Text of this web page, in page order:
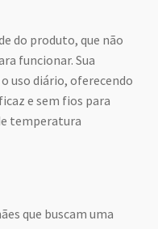
do produto, que não
funcionar. Sua
uso diário, oferecendo
e sem fios para
temperatura
que buscam uma